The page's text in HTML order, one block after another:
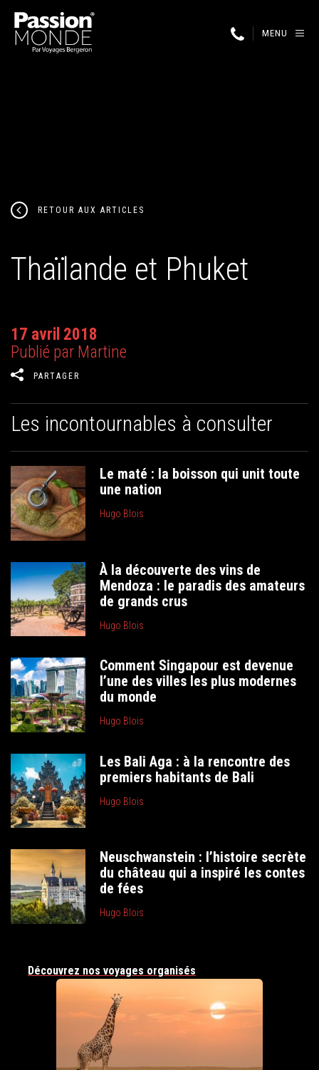
MENU
RETOUR AUX ARTICLES
Thaïlande et Phuket
17 avril 2018
Publié par Martine
PARTAGER
Les incontournables à consulter
Le maté : la boisson qui unit toute
une nation
Hugo Blois
À la découverte des vins de
Mendoza : le paradis des amateurs
de grands crus
Hugo Blois
Comment Singapour est devenue
l’une des villes les plus modernes
du monde
Hugo Blois
Les Bali Aga : à la rencontre des
premiers habitants de Bali
Hugo Blois
Neuschwanstein : l’histoire secrète
du château qui a inspiré les contes
de fées
Hugo Blois
Découvrez nos voyages organisés